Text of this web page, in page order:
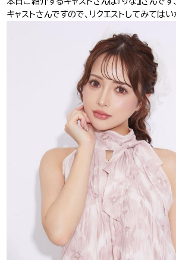
Gravure グラビア
Recruit Cast
Recruit Staff スタッフ求人
Shop Info 店舗一覧
J-Tokyo
Entertainment
プロダクショ
キャストさんですので、リクエストしてみては